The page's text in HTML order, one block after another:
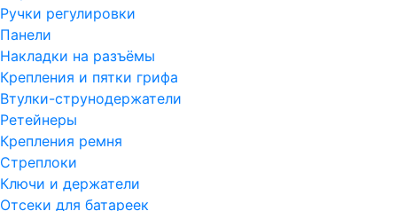
Ручки регулировки
Панели
Накладки на разъёмы
Крепления и пятки грифа
Втулки-струнодержатели
Ретейнеры
Крепления ремня
Стреплоки
Ключи и держатели
Отсеки для батареек